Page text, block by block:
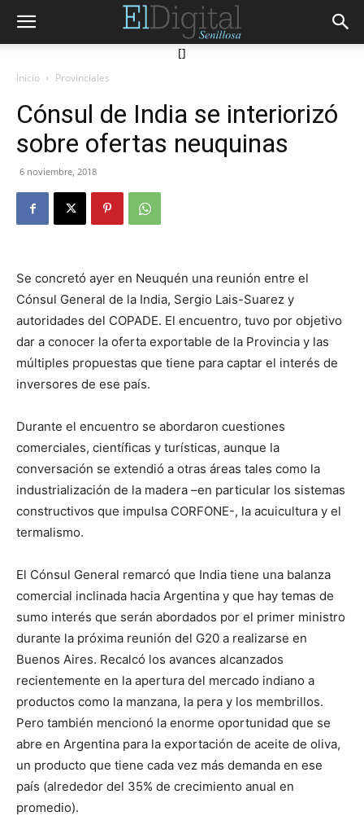
[]
Inicio Provinciales
Cónsul de India se interiorizó
sobre ofertas neuquinas
6 noviembre, 2018
Se concretó ayer en Neuquén una reunión entre el
Cónsul General de la India, Sergio Lais-Suarez y
autoridades del COPADE. El encuentro, tuvo por objetivo
dar a conocer la oferta exportable de la Provincia y las
múltiples propuestas que tiene para captar el interés de
inversores de ese país.
Durante el encuentro se abordaron cuestiones
comerciales, científicas y turísticas, aunque la
conversación se extendió a otras áreas tales como la
industrialización de la madera –en particular los sistemas
constructivos que impulsa CORFONE-, la acuicultura y el
termalismo.
El Cónsul General remarcó que India tiene una balanza
comercial inclinada hacia Argentina y que hay temas de
sumo interés que serán abordados por el primer ministro
durante la próxima reunión del G20 a realizarse en
Buenos Aires. Recalcó los avances alcanzados
recientemente en la apertura del mercado indiano a
productos como la manzana, la pera y los membrillos.
Pero también mencionó la enorme oportunidad que se
abre en Argentina para la exportación de aceite de oliva,
un producto que tiene cada vez más demanda en ese
país (alrededor del 35% de crecimiento anual en
promedio).